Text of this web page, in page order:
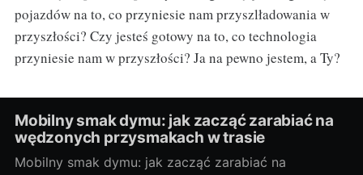
pojazdów na to, co przyniesie nam przyszlładowania w
przyszłości? Czy jesteś gotowy na to, co technologia
przyniesie nam w przyszłości? Ja na pewno jestem, a Ty?
Mobilny smak dymu: jak zacząć zarabiać na
wędzonych przysmakach w trasie
Mobilny smak dymu: jak zacząć zarabiać na